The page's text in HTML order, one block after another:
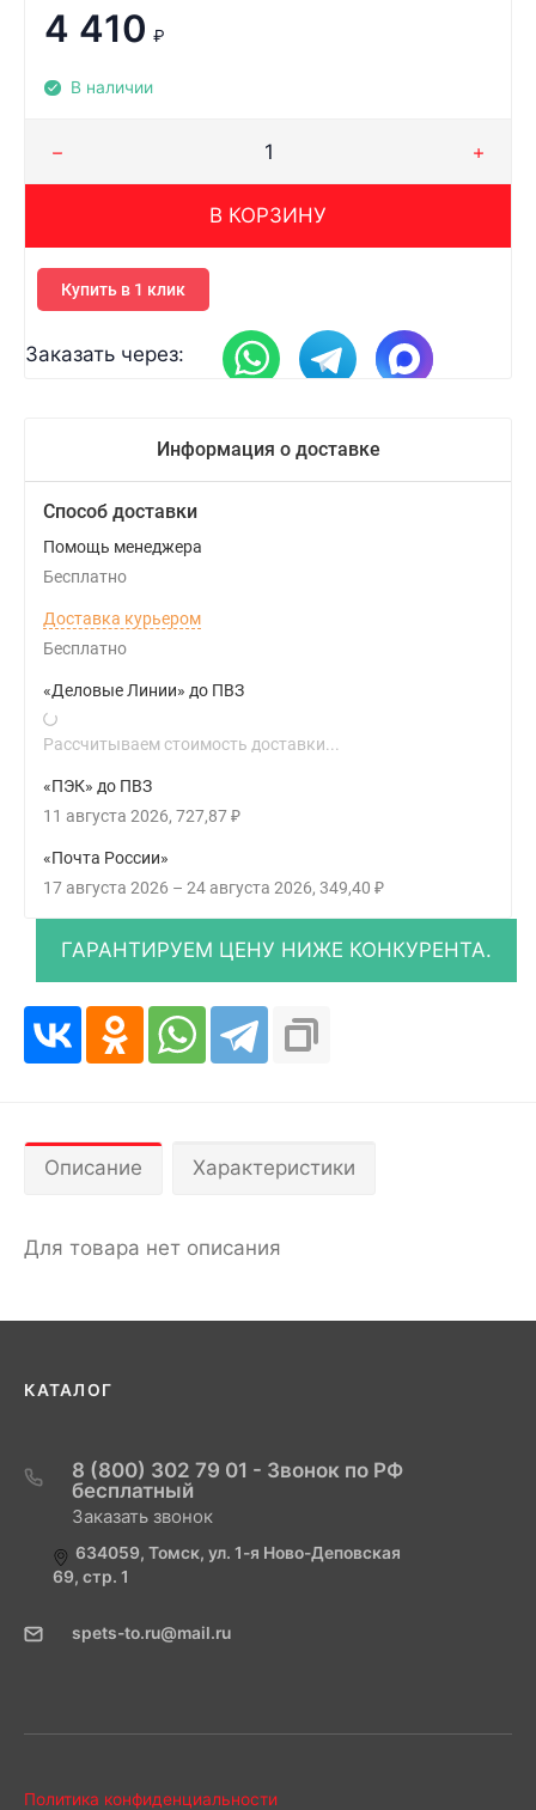
4 410 ₽
В наличии
В КОРЗИНУ
Купить в 1 клик
Заказать через:
Информация о доставке
Способ доставки
Помощь менеджера
Бесплатно
Доставка курьером
Бесплатно
«Деловые Линии» до ПВЗ
Рассчитываем стоимость доставки...
«ПЭК» до ПВЗ
11 августа 2026 727,87₽
«Почта России»
17 августа 2026 – 24 августа 2026 349,40 ₽
Описание Характеристики
Для товара нет описания
КАТАЛОГ
8 (800) 302 79 01 - Звонок по РФ
бесплатный
Заказать звонок
634059, Томск, ул. 1-я Ново-Деповская
69, стр. 1
spets-to.ru@mail.ru
Политика конфиденциальности